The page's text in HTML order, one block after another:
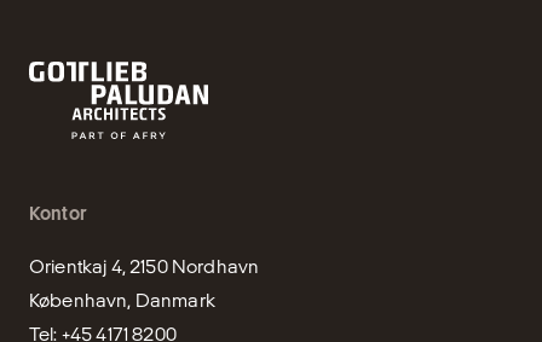
Kontor
Orientkaj 4, 2150 Nordhavn
København, Danmark
Tel: +45 4171 8200